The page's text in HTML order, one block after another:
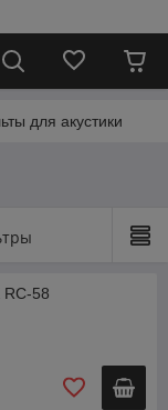
для акустики
RC-58